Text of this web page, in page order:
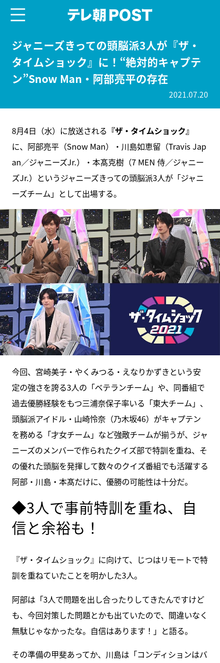
ジャニーズきっての頭脳派3人が『ザ・
タイムショック』に！“絶対的キャプテ
ン”Snow Man・阿部亮平の存在
2021.07.20
8月4日（水）に放送される 『ザ・タイムショック』
に、阿部亮平（Snow Man）・川島如恵留（Travis Jap
an／ジャニーズJr.）・本髙克樹（7 MEN 侍／ジャニー
ズJr.）というジャニーズきっての頭脳派3人が「ジャニ
ーズチーム」として出場する。
今回、宮崎美子・やくみつる・えなりかずきという安
定の強さを誇る3人の「ベテランチーム」や、同番組で
過去優勝経験をもつ三浦奈保子率いる「東大チーム」、
頭脳派アイドル・山崎怜奈（乃木坂46）がキャプテン
を務める「才女チーム」など強敵チームが揃うが、ジャ
ニーズのメンバーで作られたクイズ部で特訓を重ね、そ
の優れた頭脳を発揮して数々のクイズ番組でも活躍する
阿部・川島・本髙だけに、優勝の可能性は十分だ。
◆3人で事前特訓を重ね、自
信と余裕も！
『ザ・タイムショック』に向けて、じつはリモートで特
訓を重ねていたことを明かした3人。
阿部は「3人で問題を出し合ったりしてきたんですけど
も、今回対策した問題とかも出ていたので、間違いなく
無駄じゃなかったな。自信はあります！」と語る。
その準備の甲斐あってか、川島は「コンディションはバ